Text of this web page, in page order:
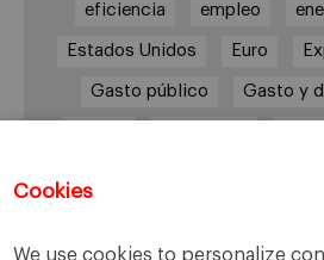
Cookies
We use cookies to personalize
eficiencia empleo
Estados Unidos Euro
Gasto público Gasto y
Transparencia UE